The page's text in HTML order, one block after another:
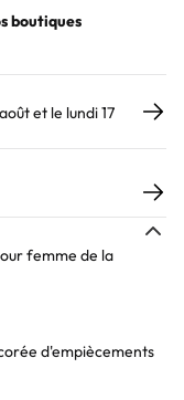
boutiques
et le lundi 17
femme de la
d'empiècements